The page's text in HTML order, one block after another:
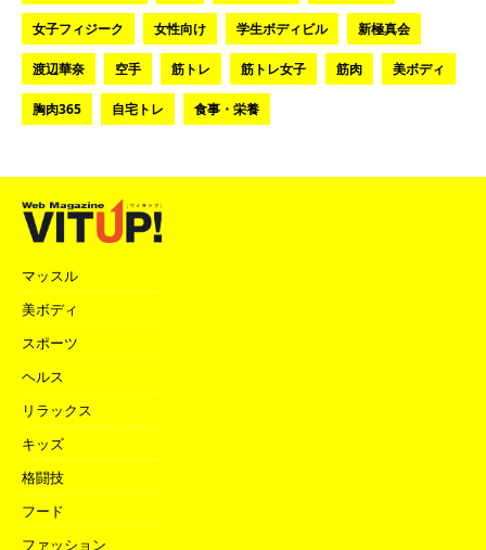
女子フィジーク 女性向け 学生ボディビル 新極真会
渡辺華奈 空手 筋トレ 筋トレ女子 筋肉 美ボディ
胸肉365 自宅トレ 食事・栄養
マッスル
美ボディ
スポーツ
ヘルス
リラックス
キッズ
格闘技
フード
ファッション